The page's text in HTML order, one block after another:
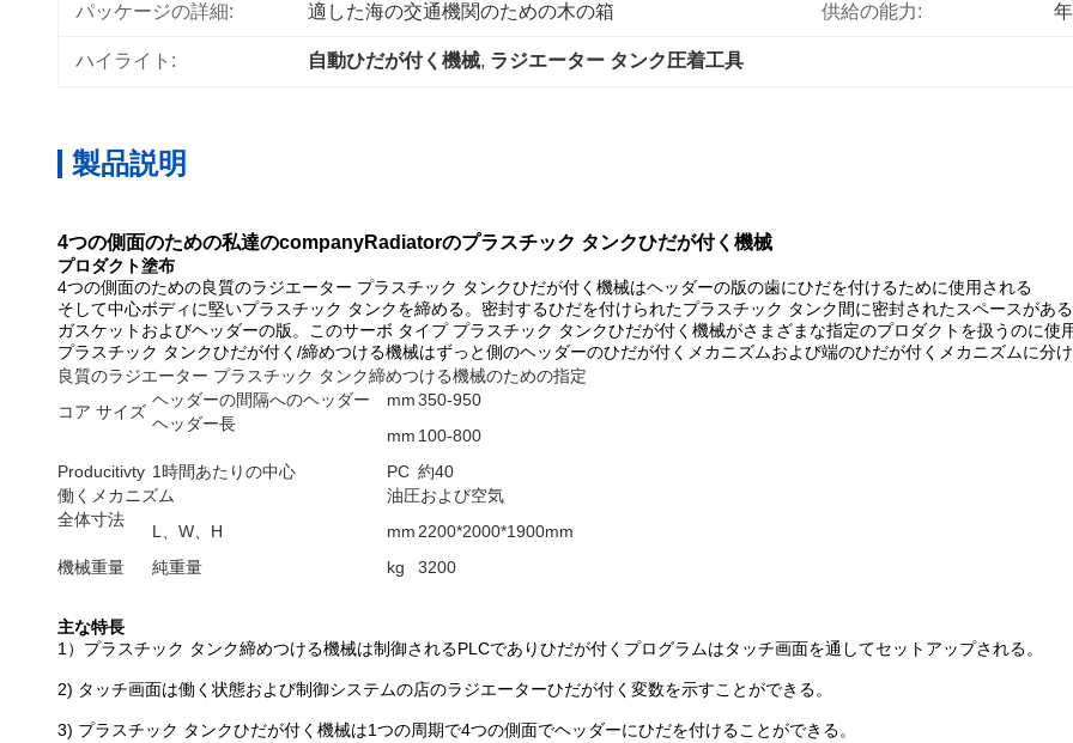
パッケージの詳細: 適した海の交通機関のための木の箱 供給の能力:
ハイライト: 自動ひだが付く機械, ラジエーター タンク圧着工具
製品説明
4つの側面のための私達のcompanyRadiatorのプラスチック タンクひだが付く機械
プロダクト塗布
4つの側面のための良質のラジエーター プラスチック タンクひだが付く機械はヘッダーの版の歯にひだを付けるために使用される
そして中心ボディに堅いプラスチック タンクを締める。密封するひだを付けられたプラスチック タンク間に密封されたスペースがある
ガスケットおよびヘッダーの版。このサーボ タイプ プラスチック タンクひだが付く機械がさまざまな指定のプロダクトを扱うのに使
プラスチック タンクひだが付く/締めつける機械はずっと側のヘッダーのひだが付くメカニズムおよび端のひだが付くメカニズムに分け
良質のラジエーター プラスチック タンク締めつける機械のための指定
コア サイズ
ヘッダーの間隔へのヘッダー mm350-950
ヘッダー長
mm 100-800
Producitivty 1時間あたりの中心 PC 約40
働くメカニズム
油圧および空気
全体寸法
L、W、H mm 2200*2000*1900mm
機械重量
純重量 kg 3200
主な特長
1）プラスチック タンク締めつける機械は制御されるPLCでありひだが付くプログラムはタッチ画面を通してセットアップされる。
2) タッチ画面は働く状態および制御システムの店のラジエーターひだが付く変数を示すことができる。
3) プラスチック タンクひだが付く機械は1つの周期で4つの側面でヘッダーにひだを付けることができる。